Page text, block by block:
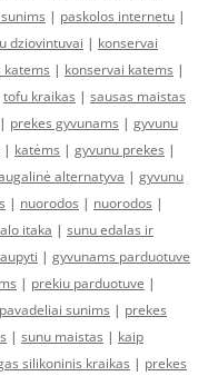
| paskolos internetu |
dziovintuvai | konservai
katems | konservai katems |
tofu kraikas | sausas maistas
| prekes gyvunams | gyvunu
| katėms | gyvunu prekes |
alternatyva | gyvunu
| nuorodos | nuorodos |
itaka | sunu edalas ir
| gyvunams parduotuve
| prekiu parduotuve |
pavadeliai sunims | prekes
| sunu maistas | kaip
silikoninis kraikas | prekes